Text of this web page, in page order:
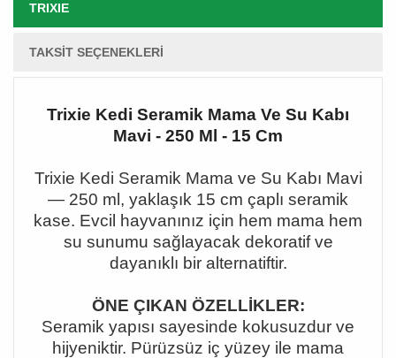
TRIXIE
TAKSIT SEÇENEKLERI
Trixie Kedi Seramik Mama Ve Su Kabı
Mavi - 250 Ml - 15 Cm
Trixie Kedi Seramik Mama ve Su Kabı Mavi
— 250 ml, yaklaşık 15 cm çaplı seramik
kase. Evcil hayvanınız için hem mama hem
su sunumu sağlayacak dekoratif ve
dayanıklı bir alternatiftir.
ÖNE ÇIKAN ÖZELLİKLER:
Seramik yapısı sayesinde kokusuzdur ve
hijyeniktir. Pürüzsüz iç yüzey ile mama